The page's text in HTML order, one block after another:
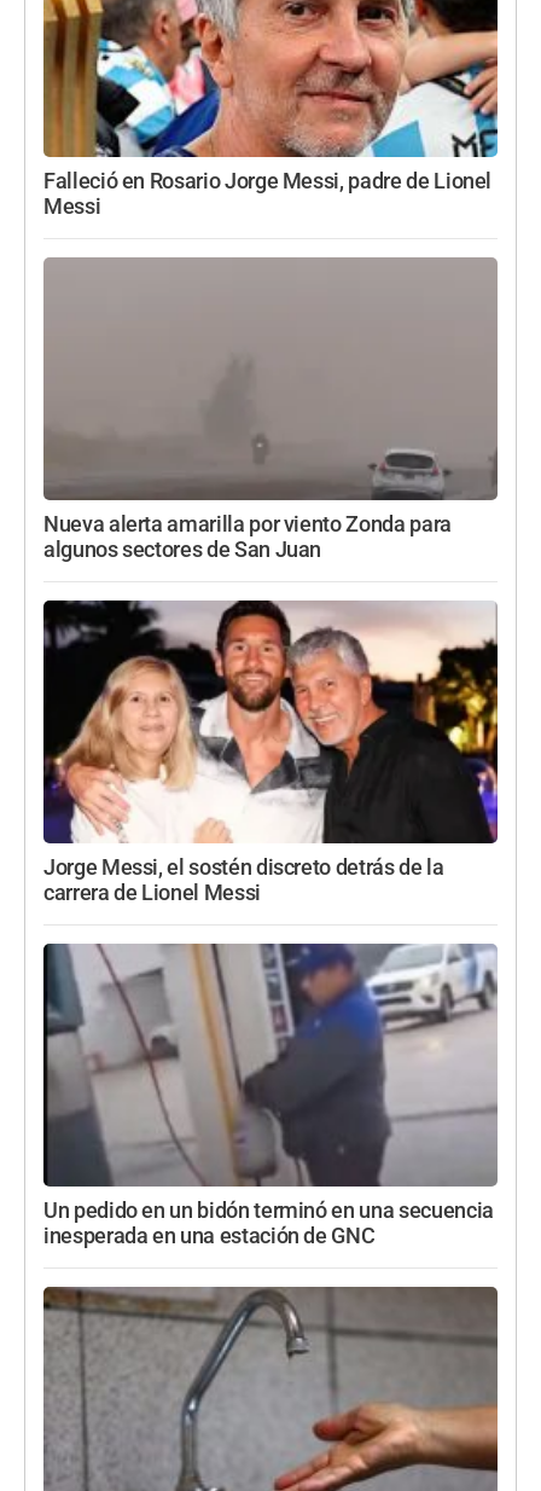
Falleció en Rosario Jorge Messi, padre de Lionel
Messi
Nueva alerta amarilla por viento Zonda para
algunos sectores de San Juan
Jorge Messi, el sostén discreto detrás de la
carrera de Lionel Messi
Un pedido en un bidón terminó en una secuencia
inesperada en una estación de GNC